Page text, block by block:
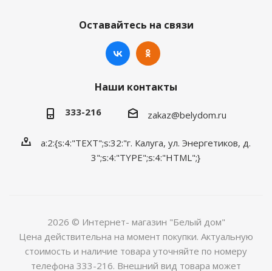
Оставайтесь на связи
Наши контакты
333-216 zakaz@belydom.ru
a:2:{s:4:"TEXT";s:32:"г. Калуга, ул. Энергетиков, д.
3";s:4:"TYPE";s:4:"HTML";}
2026 © Интернет- магазин "Белый дом"
Цена действительна на момент покупки. Актуальную
стоимость и наличие товара уточняйте по номеру
телефона 333-216. Внешний вид товара может